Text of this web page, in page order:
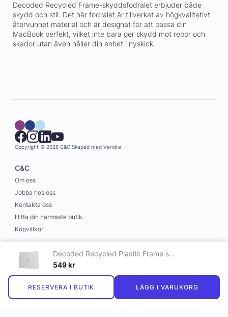
Decoded Recycled Plastic Frame snap on case - Macbook Air 15 M2/M3 Frosted White
549 kr
RESERVERA I BUTIK LÄGG I VARUKORG
Decoded Recycled Frame-skyddsfodralet erbjuder både
skydd och stil. Det här fodralet är tillverkat av högkvalitativt
återvunnet material och är designat för att passa din
MacBook perfekt, vilket inte bara ger skydd mot repor och
skador utan även håller din enhet i nyskick.
Copyright © 2026 C&C Skapad med Vendre
C&C
Om oss
Jobba hos oss
Kontakta oss
Hitta din närmaste butik
Köpvillkor
Information
Leverans och betalning
Cookies
Personuppgiftspolicy